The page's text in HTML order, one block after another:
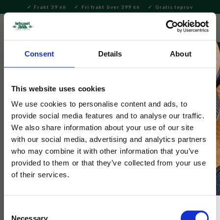
Consent Details About
This website uses cookies
We use cookies to personalise content and ads, to
provide social media features and to analyse our traffic.
We also share information about your use of our site
with our social media, advertising and analytics partners
who may combine it with other information that you’ve
provided to them or that they’ve collected from your use
of their services.
Necessary
Meny
Frakt 39 KR Fri frakt över 399 KR Gratis teprov
Hem & Inredningsdetaljer
Selected by Tehuset Java
Tvålfat Spruzzi Blå
Handgjort tvålfat från Italien i robust keramik. Unikt
handmålad i klassiskt spruzzimönster med blåa stänk.